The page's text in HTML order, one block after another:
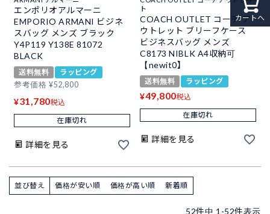
エンポリオアルマーニ
EMPORIO ARMANI ビジネ
スバッグ メンズ ブラック
Y4P119 Y138E 81072
BLACK
送料無料
ラッピング
参考価格 ¥52,800
¥31,780税込
在庫切れ
詳細を見る
ト
COACH OUTLET コーチ ア
ウトレット ブリーフケース
ビジネスバッグ メンズ
C8173 NIBLK A4収納可
【newit0】
送料無料 ラッピング
¥49,800税込
在庫切れ
詳細を見る
並び替え 価格が安い順 価格が高い順 新着順
52件中 1 -52件表示
カートへ